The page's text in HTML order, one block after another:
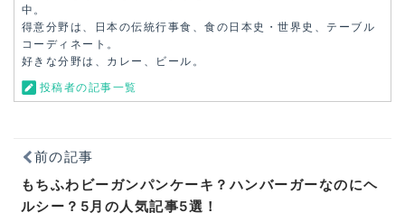
中。
得意分野は、日本の伝統行事食、食の日本史・世界史、テーブル
コーディネート。
好きな分野は、カレー、ビール。
投稿者の記事一覧
前の記事
もちふわビーガンパンケーキ？ハンバーガーなのにヘ
ルシー？5月の人気記事5選！